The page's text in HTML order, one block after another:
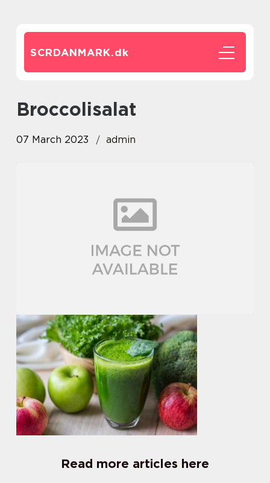
SCRDANMARK.dk
broccolisalat
07 March 2023 admin
Read more articles here